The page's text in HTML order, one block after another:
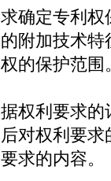
定专利权
附加技术
的保护范围
权利要求的
对权利要
求的内容。